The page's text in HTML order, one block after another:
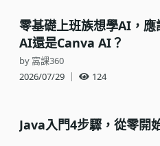
零基礎上班族想學AI，
AI還是Canva AI？
by 窩課360
2026/07/29 ｜ 124
Java入門4步驟，從零開